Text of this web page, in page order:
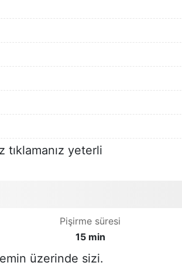
yeterli
Pişirme süresi
15 min
üzerinde sizi.